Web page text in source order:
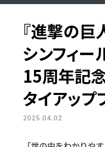
『進撃の巨
シンフィー
15周年記
タイアップ
2025.04.02